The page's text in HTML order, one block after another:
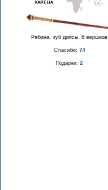
Рябина, зуб дипсы, 6 вершков
Спасибо: 74
Подарки: 2